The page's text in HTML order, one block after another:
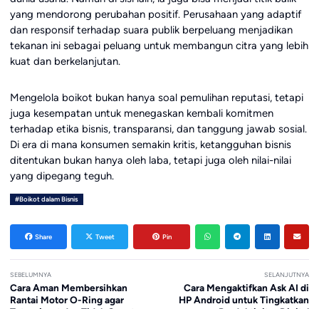
yang mendorong perubahan positif. Perusahaan yang adaptif
dan responsif terhadap suara publik berpeluang menjadikan
tekanan ini sebagai peluang untuk membangun citra yang lebih
kuat dan berkelanjutan.
Mengelola boikot bukan hanya soal pemulihan reputasi, tetapi
juga kesempatan untuk menegaskan kembali komitmen
terhadap etika bisnis, transparansi, dan tanggung jawab sosial.
Di era di mana konsumen semakin kritis, ketangguhan bisnis
ditentukan bukan hanya oleh laba, tetapi juga oleh nilai-nilai
yang dipegang teguh.
#Boikot dalam Bisnis
Share Tweet Pin
SEBELUMNYA
Cara Aman Membersihkan
Rantai Motor O-Ring agar
SELANJUTNYA
Cara Mengaktifkan Ask AI di
HP Android untuk Tingkatkan